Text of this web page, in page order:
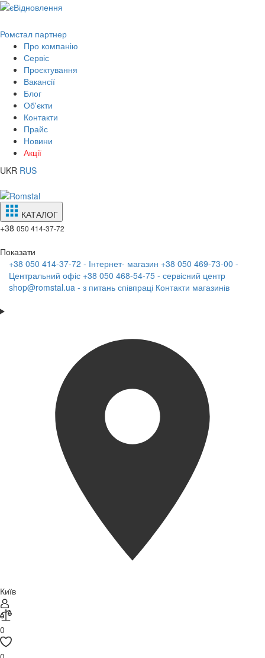
Ромстал партнер
Про компанію
Сервіс
Проєктування
Вакансії
Блог
Об'єкти
Контакти
Прайс
Новини
Акції
UKR RUS
КАТАЛОГ
+38 050 414-37-72
Показати
+38 050 414-37-72 - Інтернет- магазин +38 050 469-73-00 -
Центральний офіс +38 050 468-54-75 - сервісний центр
shop@romstal.ua - з питань співпраці Контакти магазинів
Київ
0